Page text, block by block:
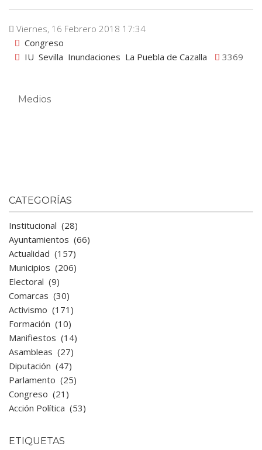
Viernes, 16 Febrero 2018 17:34
Congreso
IU Sevilla Inundaciones La Puebla de Cazalla 3369
Medios
CATEGORÍAS
Institucional (28)
Ayuntamientos (66)
Actualidad (157)
Municipios (206)
Electoral (9)
Comarcas (30)
Activismo (171)
Formación (10)
Manifiestos (14)
Asambleas (27)
Diputación (47)
Parlamento (25)
Congreso (21)
Acción Política (53)
ETIQUETAS